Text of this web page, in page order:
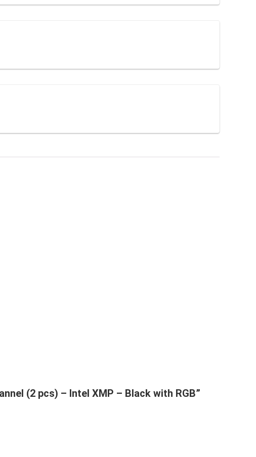
(2 pcs) – Intel XMP – Black with RGB”